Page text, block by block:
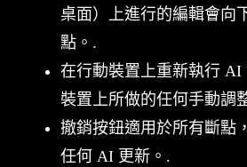
桌面）上進行的編輯會向
點。.
在行動裝置上重新執行 AI
裝置上所做的任何手動調
撤銷按鈕適用於所有斷點
任何 AI 更新。.